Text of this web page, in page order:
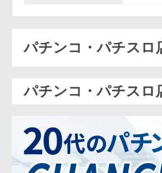
パチンコ・パチスロ
パチンコ・パチスロ